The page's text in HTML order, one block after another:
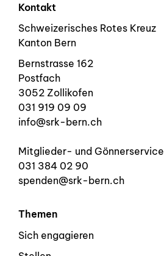
Kontakt
Schweizerisches Rotes Kreuz
Kanton Bern
Bernstrasse 162
Postfach
3052 Zollikofen
031 919 09 09
info@srk-bern.ch
Mitglieder- und Gönnerservice
031 384 02 90
spenden@srk-bern.ch
Themen
Sich engagieren